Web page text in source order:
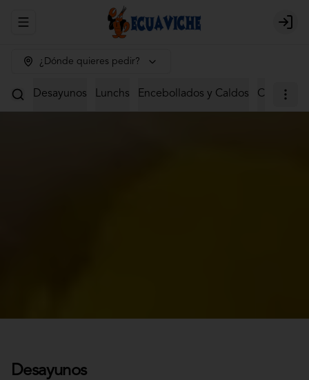
Abrir menu de navegación Login
¿Dónde quieres pedir?
Desayunos Lunchs Encebollados y Caldos Ceviches
Desayunos